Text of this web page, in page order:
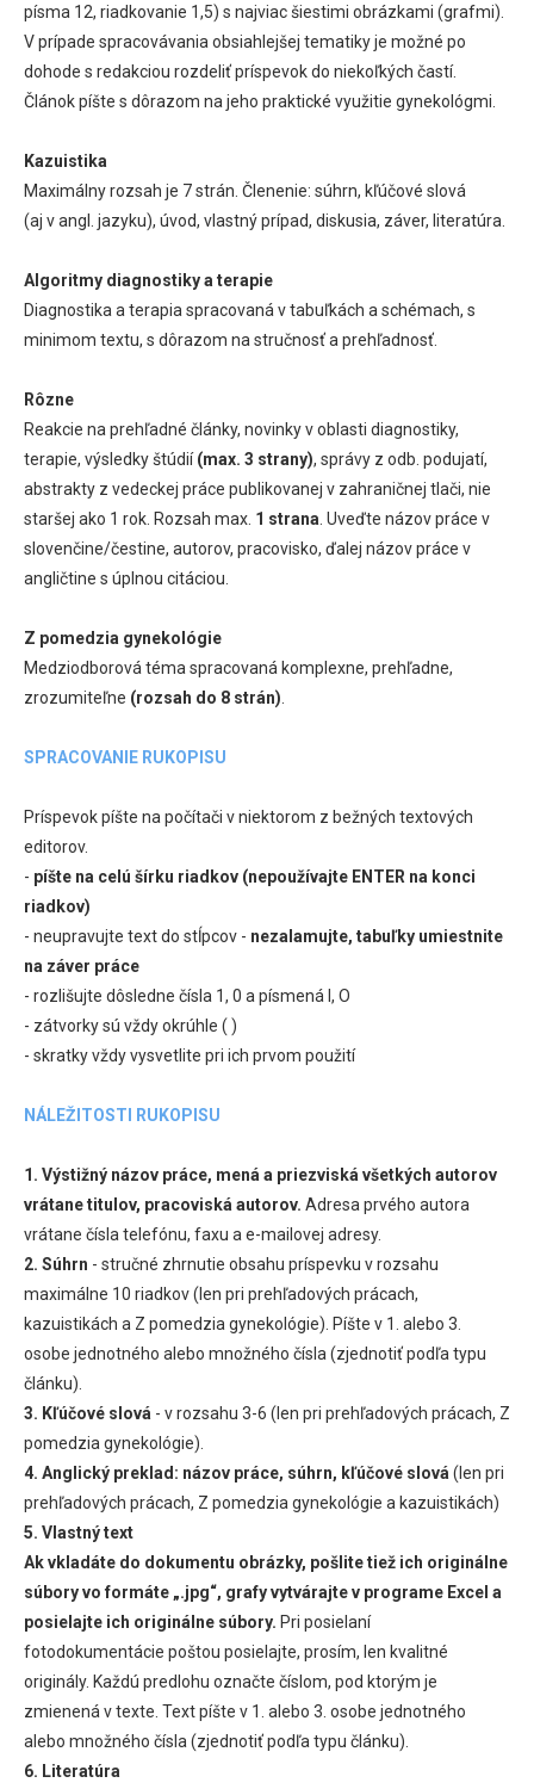
písma 12, riadkovanie 1,5) s najviac šiestimi obrázkami (grafmi).
V prípade spracovávania obsiahlejšej tematiky je možné po
dohode s redakciou rozdeliť príspevok do niekoľkých častí.
Článok píšte s dôrazom na jeho praktické využitie gynekológmi.
Kazuistika
Maximálny rozsah je 7 strán. Členenie: súhrn, kľúčové slová
(aj v angl. jazyku), úvod, vlastný prípad, diskusia, záver, literatúra.
Algoritmy diagnostiky a terapie
Diagnostika a terapia spracovaná v tabuľkách a schémach, s
minimom textu, s dôrazom na stručnosť a prehľadnosť.
Rôzne
Reakcie na prehľadné články, novinky v oblasti diagnostiky,
terapie, výsledky štúdií(max. 3 strany), správy z odb. podujatí,
abstrakty z vedeckej práce publikovanej v zahraničnej tlači, nie
staršej ako 1 rok. Rozsah max. 1 strana . Uveďte názov práce v
slovenčine/čestine, autorov, pracovisko, ďalej názov práce v
angličtine s úplnou citáciou.
Z pomedzia gynekológie
Medziodborová téma spracovaná komplexne, prehľadne,
zrozumiteľne (rozsah do 8 strán)
SPRACOVANIE RUKOPISU
Príspevok píšte na počítači v niektorom z bežných textových
editorov.
- píšte na celú šírku riadkov (nepoužívajte ENTER na konci
riadkov)
- neupravujte text do stĺpcov - nezalamujte, tabuľky umiestnite
na záver práce
- rozlišujte dôsledne čísla 1, 0 a písmená l, O
- zátvorky sú vždy okrúhle ( )
- skratky vždy vysvetlite pri ich prvom použití
NÁLEŽITOSTI RUKOPISU
1. Výstižný názov práce, mená a priezviská všetkých autorov
vrátane titulov, pracoviská autorov. Adresa prvého autora
vrátane čísla telefónu, faxu a e-mailovej adresy.
2. Súhrn - stručné zhrnutie obsahu príspevku v rozsahu
maximálne 10 riadkov (len pri prehľadových prácach,
kazuistikách a Z pomedzia gynekológie). Píšte v 1. alebo 3.
osobe jednotného alebo množného čísla (zjednotiť podľa typu
článku).
3. Kľúčové slová - v rozsahu 3-6 (len pri prehľadových prácach, Z
pomedzia gynekológie).
4. Anglický preklad: názov práce, súhrn, kľúčové slová (len pri
prehľadových prácach, Z pomedzia gynekológie a kazuistikách)
5. Vlastný text
Ak vkladáte do dokumentu obrázky, pošlite tiež ich originálne
súbory vo formáte „.jpg“, grafy vytvárajte v programe Excel a
posielajte ich originálne súbory. Pri posielaní
fotodokumentácie poštou posielajte, prosím, len kvalitné
originály. Každú predlohu označte číslom, pod ktorým je
zmienená v texte. Text píšte v 1. alebo 3. osobe jednotného
alebo množného čísla (zjednotiť podľa typu článku).
6. Literatúra